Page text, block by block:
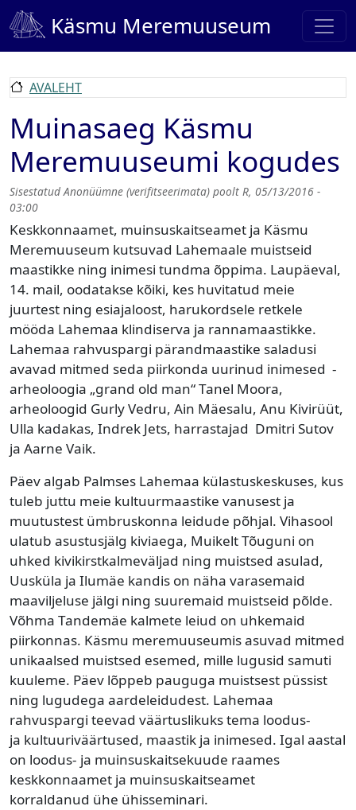
Liigu edasi põhisisu juurde
Käsmu Meremuuseum
AVALEHT
Muinasaeg Käsmu
Meremuuseumi kogudes
SisestatudAnonüümne (verifitseerimata) poolt R, 05/13/2016 -
03:00
Keskkonnaamet, muinsuskaitseamet ja Käsmu
Meremuuseum kutsuvad Lahemaale muistseid
maastikke ning inimesi tundma õppima. Laupäeval,
14. mail, oodatakse kõiki, kes huvitatud meie
juurtest ning esiajaloost, harukordsele retkele
mööda Lahemaa klindiserva ja rannamaastikke.
Lahemaa rahvuspargi pärandmaastike saladusi
avavad mitmed seda piirkonda uurinud inimesed -
arheoloogia „grand old man“ Tanel Moora,
arheoloogid Gurly Vedru, Ain Mäesalu, Anu Kivirüüt,
Ulla kadakas, Indrek Jets, harrastajad Dmitri Sutov
ja Aarne Vaik.
Päev algab Palmses Lahemaa külastuskeskuses, kus
tuleb juttu meie kultuurmaastike vanusest ja
muutustest ümbruskonna leidude põhjal. Vihasool
ulatub asustusjälg kiviaega, Muikelt Tõuguni on
uhked kivikirstkalmeväljad ning muistsed asulad,
Uusküla ja Ilumäe kandis on näha varasemaid
maaviljeluse jälgi ning suuremaid muistseid põlde.
Võhma Tandemäe kalmete leiud on uhkemaid
piirkonnas. Käsmu meremuuseumis asuvad mitmed
unikaalsed muistsed esemed, mille lugusid samuti
kuuleme. Päev lõppeb pauguga muistsest püssist
ning lugudega aardeleidudest. Lahemaa
rahvuspargi teevad väärtuslikuks tema loodus-
ja kultuuriväärtused, maastik ja inimesed. Igal aastal
on loodus- ja muinsuskaitsekuude raames
keskkonnaamet ja muinsuskaitseamet
korraldanud ühe ühisseminari.